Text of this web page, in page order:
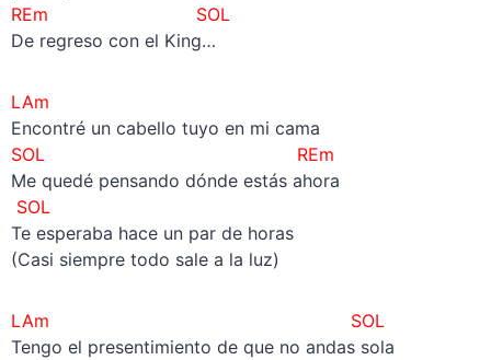
REm SOL
De regreso con el King…
LAm
Encontré un cabello tuyo en mi cama
SOL REm
Me quedé pensando dónde estás ahora
SOL
Te esperaba hace un par de horas
(Casi siempre todo sale a la luz)
LAm SOL
Tengo el presentimiento de que no andas sola